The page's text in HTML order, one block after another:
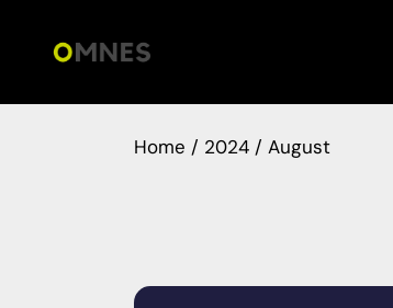
content
Home 2024 August